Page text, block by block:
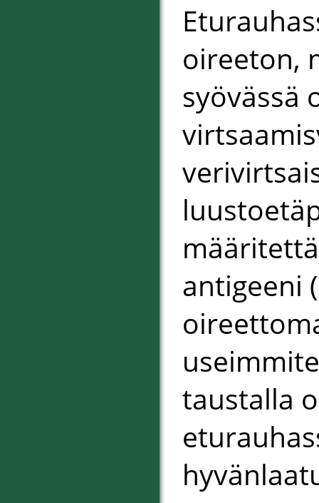
oireeton,
syövässä
antigeeni
taustalla